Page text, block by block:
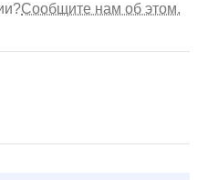
Сообщите нам об этом.